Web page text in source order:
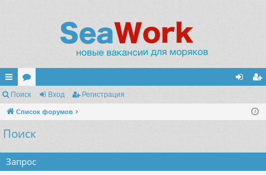
с
ы
лк
ор
ум
ы
ис
Поиск Вход Регистрация
Список форумов
Поиск
Запрос